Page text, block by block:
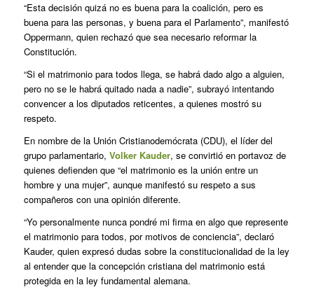
“Esta decisión quizá no es buena para la coalición, pero es
buena para las personas, y buena para el Parlamento”, manifestó
Oppermann, quien rechazó que sea necesario reformar la
Constitución.
“Si el matrimonio para todos llega, se habrá dado algo a alguien,
pero no se le habrá quitado nada a nadie”, subrayó intentando
convencer a los diputados reticentes, a quienes mostró su
respeto.
En nombre de la Unión Cristianodemócrata (CDU), el líder del
grupo parlamentario, Volker Kauder, se convirtió en portavoz de
quienes defienden que “el matrimonio es la unión entre un
hombre y una mujer”, aunque manifestó su respeto a sus
compañeros con una opinión diferente.
“Yo personalmente nunca pondré mi firma en algo que represente
el matrimonio para todos, por motivos de conciencia”, declaró
Kauder, quien expresó dudas sobre la constitucionalidad de la ley
al entender que la concepción cristiana del matrimonio está
protegida en la ley fundamental alemana.